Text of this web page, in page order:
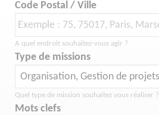
Code Postal / Ville
A quel endroit souhaitez-vous agir ?
Type de missions
Quel type de mission souhaitez vous réaliser ?
Mots clefs